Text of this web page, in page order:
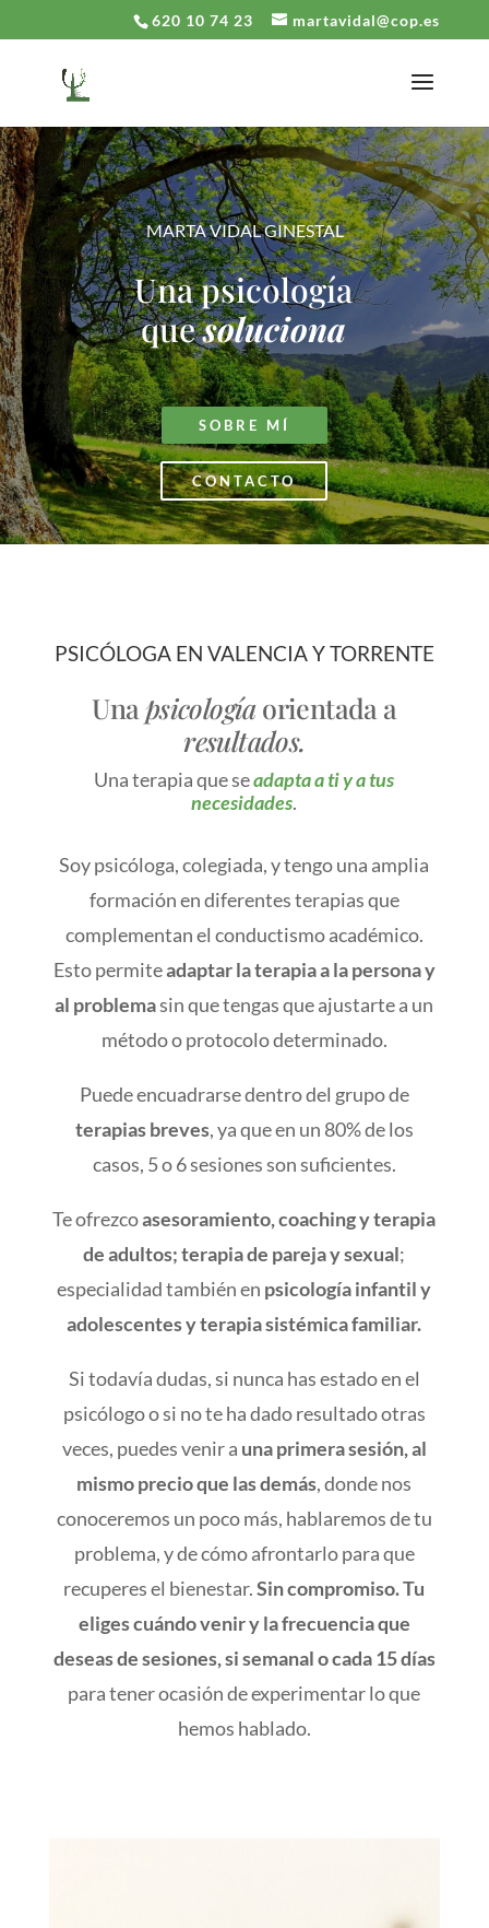
620 10 74 23 martavidal@cop.es
MARTA VIDAL GINESTAL
Una psicología
quesoluciona
SOBRE MÍ
CONTACTO
PSICÓLOGA EN VALENCIA Y TORRENTE
Una psicologíaorientada a
resultados.
Una terapia que seadapta a ti y a tus
necesidades.
Soy psicóloga, colegiada, y tengo una amplia
formación en diferentes terapias que
complementan el conductismo académico.
Esto permiteadaptar la terapia a la persona y
al problemasin que tengas que ajustarte a un
método o protocolo determinado.
Puede encuadrarse dentro del grupo de
terapias breves, ya que en un 80% de los
casos, 5 o 6 sesiones son suficientes.
Te ofrezcoasesoramiento, coaching y terapia
de adultos; terapia de pareja y sexual;
especialidad también en psicología infantil y
adolescentes y terapia sistémica familiar.
Si todavía dudas, si nunca has estado en el
psicólogo o si no te ha dado resultado otras
veces, puedes venir a una primera sesión, al
mismo precio que las demás, donde nos
conoceremos un poco más, hablaremos de tu
problema, y de cómo afrontarlo para que
recuperes el bienestar.Sin compromiso.Tu
eliges cuándo venir y la frecuencia que
deseas de sesiones, si semanal o cada 15 días
para tener ocasión de experimentar lo que
hemos hablado.